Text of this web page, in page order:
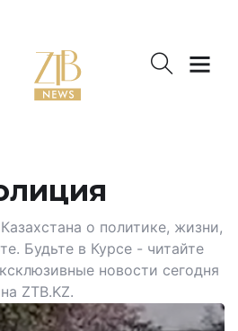
о политике, жизни,
Будьте в Курсе - читайте
новости сегодня
на ZTB.KZ.